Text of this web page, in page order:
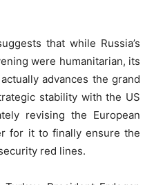
that while Russia’s
were humanitarian, its
advances the grand
stability with the US
revising the European
for it to finally ensure the
red lines.